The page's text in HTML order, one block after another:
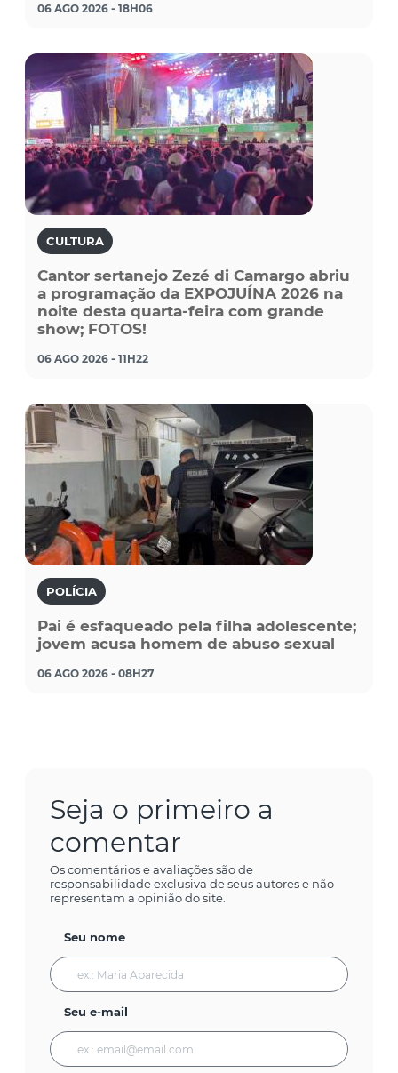
06 AGO 2026 - 18H06
CULTURA
Cantor sertanejo Zezé di Camargo abriu
a programação da EXPOJUÍNA 2026 na
noite desta quarta-feira com grande
show; FOTOS!
06 AGO 2026 - 11H22
POLÍCIA
Pai é esfaqueado pela filha adolescente;
jovem acusa homem de abuso sexual
06 AGO 2026 - 08H27
Seja o primeiro a
comentar
Os comentários e avaliações são de
responsabilidade exclusiva de seus autores e não
representam a opinião do site.
Seu nome
Seu e-mail